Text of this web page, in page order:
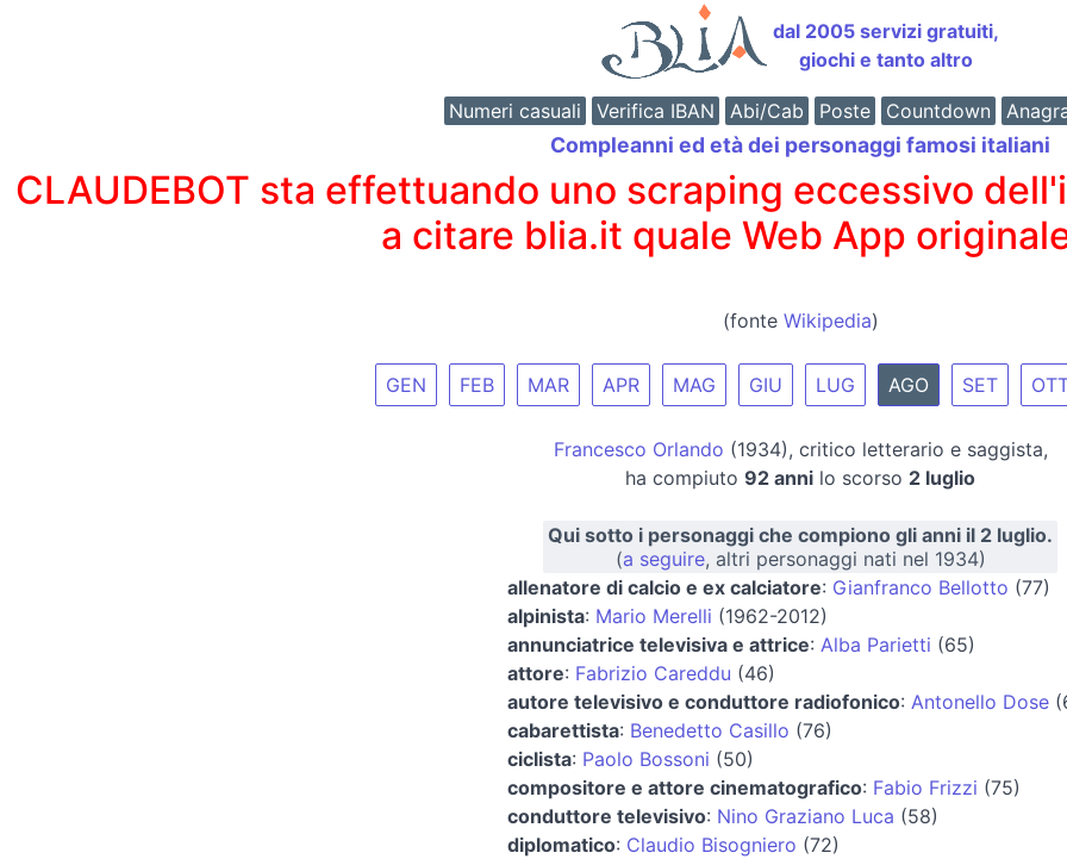
dal 2005 servizi gratuiti,
giochi e tanto altro
Numeri casuali Verifica IBAN Abi/Cab Poste Countdown
Compleanni ed età dei personaggi famosi italiani
CLAUDEBOT sta effettuando uno scraping eccessivo
a citare blia.it quale Web App
(fonte Wikipedia)
GEN FEB MAR APR MAG GIU LUG AGO SET
Francesco Orlando (1934), critico letterario e saggista,
ha compiuto 92 anni lo scorso 2 luglio
Qui sotto i personaggi che compiono gli anni il 2 luglio.
(a seguire, altri personaggi nati nel 1934)
allenatore di calcio e ex calciatore: Gianfranco Bellotto (77)
alpinista: Mario Merelli (1962-2012)
annunciatrice televisiva e attrice: Alba Parietti (65)
attore: Fabrizio Careddu (46)
autore televisivo e conduttore radiofonico: Antonello Dose
cabarettista: Benedetto Casillo (76)
ciclista: Paolo Bossoni (50)
compositore e attore cinematografico: Fabio Frizzi (75)
conduttore televisivo: Nino Graziano Luca (58)
diplomatico: Claudio Bisogniero (72)